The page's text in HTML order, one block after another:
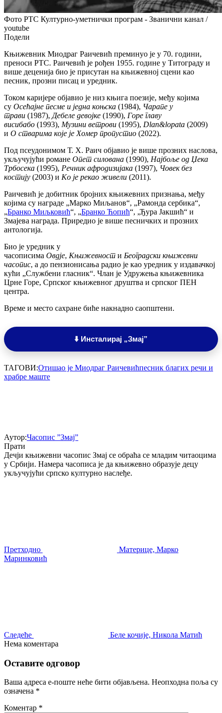
Фото РТС Културно-уметнички програм - Званични канал /
youtube
Подели
Књижевник Миодраг Раичевић преминуо је у 70. години,
преноси РТС. Раичевић је рођен 1955. године у Титограду и
више деценија био је присутан на књижевној сцени као
песник, прозни писац и уредник.
Током каријере објавио је низ књига поезије, међу којима
су Осећајне песме и једна коњска (1984), Чарапе у
трави (1987), Дебеле девојке (1990), Горе главу
висибабо (1993), Музини ветрови (1995), Dlan&lopata (2009)
и О стварима које је Хомер пропустио (2022).
Под псеудонимом Т. Х. Раич објавио је више прозних наслова,
укључујући романе Опет силована (1990), Најбоље од Џека
Трбосека (1995), Речник афродизијака (1997), Човек без
костију (2003) и Ко је рекао живели (2011).
Раичевић је добитник бројних књижевних признања, међу
којима су награде „Марко Миљанов“, „Рамонда сербика“,
„Бранко Миљковић“, „Бранко Ћопић“, „Ђура Јакшић“ и
Змајева награда. Приредио је више песничких и прозних
антологија.
Био је уредник у
часописима Овд‌је, Књижевност и Београдски књижевни
часопис, а до пензионисања радио је као уредник у издавачкој
кући „Службени гласник“. Члан је Удружења књижевника
Црне Горе, Српског књижевног друштва и српског ПЕН
центра.
Време и место сахране биће накнадно саопштени.
⬇️ Инсталирај „Змај”
ТАГОВИ:Отишао је Миодраг Раичевићпесник благих речи и
храбре маште
Аутор:Часопис ”Змај”
Прати
Дечји књижевни часопис Змај се обраћа се младим читаоцима
у Србији. Намера часописа је да књижевно образује децу
укључујући српско културно наслеђе.
Претходно
Материце, Марко
Маринковић
Следеће
Беле кочије, Никола Матић
Нема коментара
Оставите одговор
Ваша адреса е-поште неће бити објављена. Неопходна поља су
означена *
Коментар *